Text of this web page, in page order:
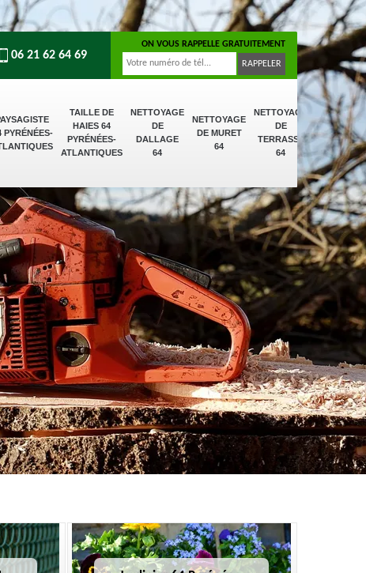
PYRÉNÉES-
TAILLE DE
HAIES 64
PYRÉNÉES-
ATLANTIQUES
NETTOYAGE
DE
DALLAGE
64
NETTOYAGE
DE MURET
64
NETTOYAGE
DE
TERRASSE
64
06 21 62 64 69
ON VOUS RAPPELLE GRATUITEMENT